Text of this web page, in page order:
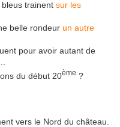
trainent sur les
belle rondeur un autre
pour avoir autant de
du début 20ème ?
vers le Nord du château.